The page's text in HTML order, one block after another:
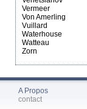
Vermeer
Von Amerling
Vuillard
Waterhouse
Watteau
Zorn
A Propos
contact